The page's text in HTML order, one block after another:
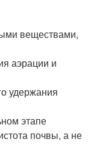
веществами,
аэрации и
удержания
этапе
почвы, а не